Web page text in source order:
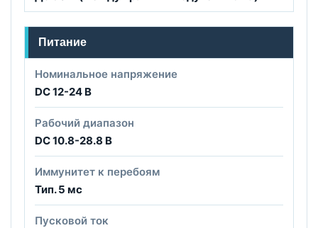
Питание
Номинальное напряжение
DC 12-24 В
Рабочий диапазон
DC 10.8-28.8 В
Иммунитет к перебоям
Тип. 5 мс
Пусковой ток